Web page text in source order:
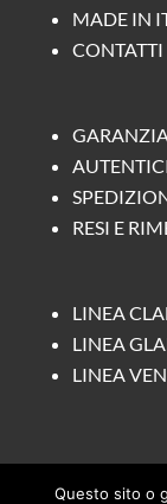
MADE IN
CONTATTI
RESI E
LINEA
LINEA
LINEA
Questo sito o